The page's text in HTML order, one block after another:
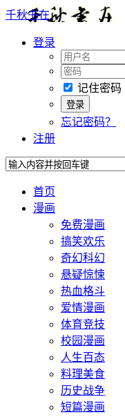
千秋书在
登录
记住密码
忘记密码？
注册
首页
漫画
免费漫画
搞笑欢乐
奇幻科幻
悬疑惊悚
热血格斗
爱情漫画
体育竞技
校园漫画
人生百态
料理美食
历史战争
短篇漫画